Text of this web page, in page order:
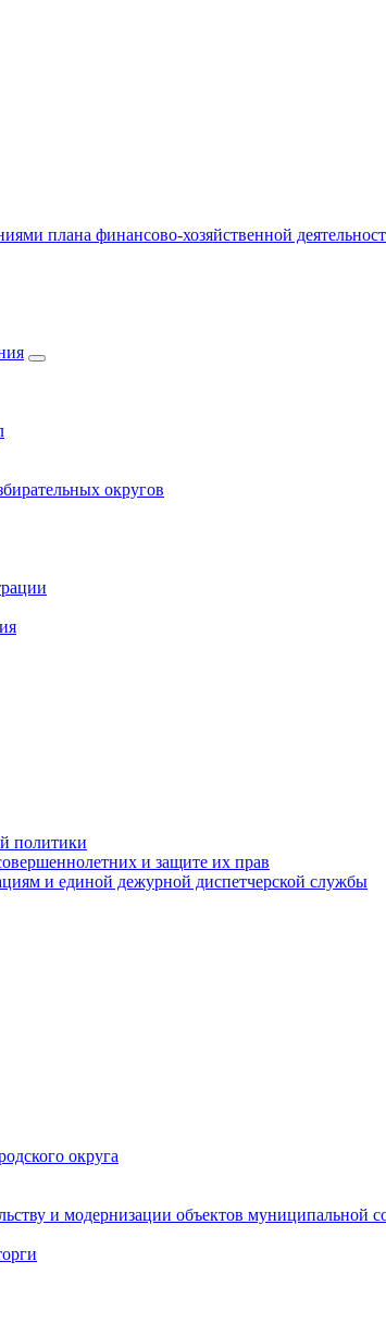
плана финансово-хозяйственной
округов
политики
и защите их прав
и единой дежурной диспетчерской службы
округа
и модернизации объектов муниципальной